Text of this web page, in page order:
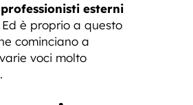
professionisti esterni
è proprio a questo
cominciano a
voci molto